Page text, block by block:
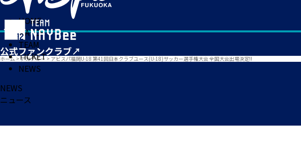
HOME
MATCH
TEAM
TICKET
NEWS
ホーム > アカデミー > アビスパ福岡U-18 第41回日本クラブユース(U-18)サッカー選手権大会 全国大会出場決定!!
NEWS
ニュース